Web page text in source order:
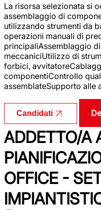
La risorsa selezionata si
assemblaggio di
utilizzando strumenti da
operazioni manuali di
principaliAssemblaggio
meccaniciUtilizzo di
forbici,
componentiControllo
assemblateSupporto alle
Candidati
ADDETTO/A
OFFICE -